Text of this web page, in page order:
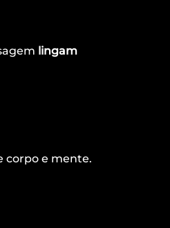
lingam
corpo e mente.